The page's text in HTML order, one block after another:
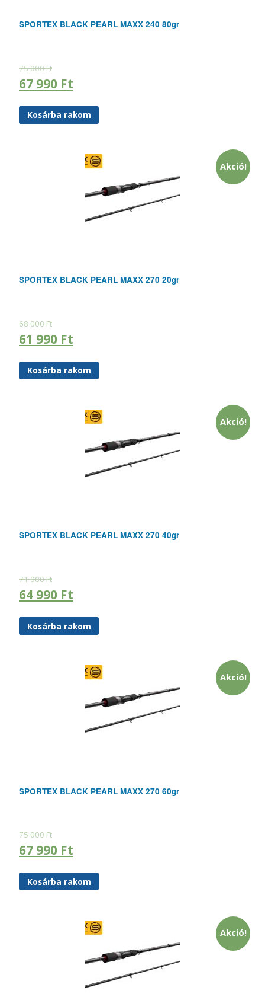
SPORTEX BLACK PEARL MAXX 240 80gr
75 000Ft
67 990 Ft
Kosárba rakom
Akció!
SPORTEX BLACK PEARL MAXX 270 20gr
68 000Ft
61 990 Ft
Kosárba rakom
Akció!
SPORTEX BLACK PEARL MAXX 270 40gr
71 000Ft
64 990 Ft
Kosárba rakom
Akció!
SPORTEX BLACK PEARL MAXX 270 60gr
75 000Ft
67 990 Ft
Kosárba rakom
Akció!